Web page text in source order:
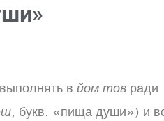
в йом тов ради
, букв. «пища души») и